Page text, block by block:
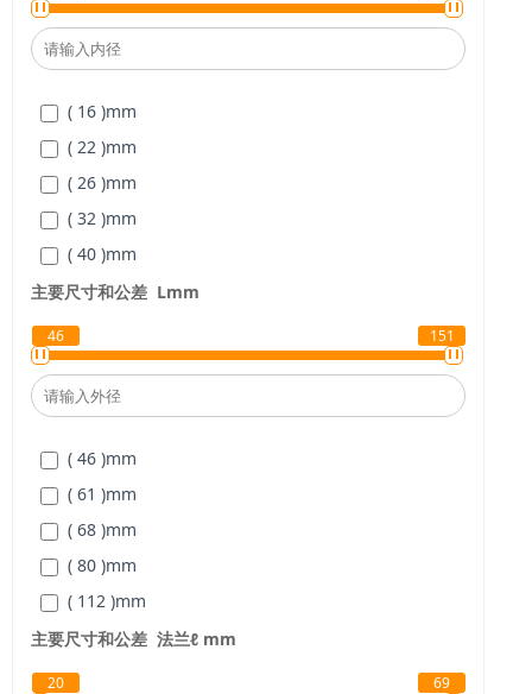
( 16 )mm
( 22 )mm
( 26 )mm
( 32 )mm
( 40 )mm
( 47 )mm
( 62 )
主要尺寸和公差 Lmm
46 151
( 46 )mm
( 61 )mm
( 68 )mm
( 80 )mm
( 112 )mm
( 123 )mm
( 151 )
主要尺寸和公差 法兰ℓ mm
20 69